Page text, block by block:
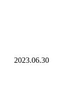
2023.06.30